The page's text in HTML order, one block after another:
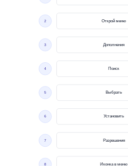
2 Открой меню
3 Дополнения
4 Поиск
5 Выбрать
6 Установить
7 Разрешения
8 Иконка в меню